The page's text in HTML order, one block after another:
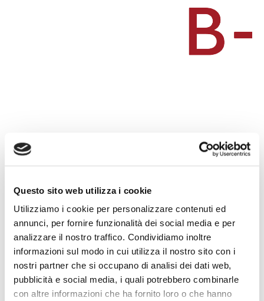
Questo sito web utilizza i cookie
Utilizziamo i cookie per personalizzare contenuti ed
annunci, per fornire funzionalità dei social media e per
analizzare il nostro traffico. Condividiamo inoltre
informazioni sul modo in cui utilizza il nostro sito con i
nostri partner che si occupano di analisi dei dati web,
pubblicità e social media, i quali potrebbero combinarle
con altre informazioni che ha fornito loro o che hanno